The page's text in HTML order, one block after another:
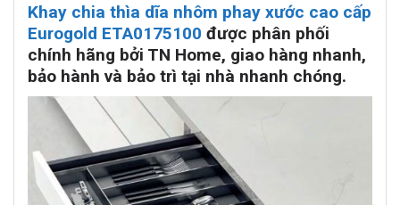
Khay chia thìa dĩa nhôm phay xước cao cấp
Eurogold ETA0175100 được phân phối
chính hãng bởi TN Home, giao hàng nhanh,
bảo hành và bảo trì tại nhà nhanh chóng.